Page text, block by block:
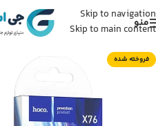
Skip to navigation
Skip to main content
منو
فروخته شده